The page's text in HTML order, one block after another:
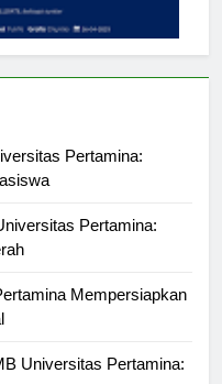
Pertamina:
Pertamina:
Mempersiapkan